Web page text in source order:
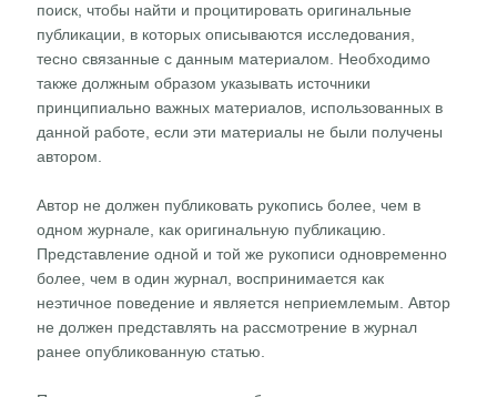
поиск, чтобы найти и процитировать оригинальные
публикации, в которых описываются исследования,
тесно связанные с данным материалом. Необходимо
также должным образом указывать источники
принципиально важных материалов, использованных в
данной работе, если эти материалы не были получены
автором.
Автор не должен публиковать рукопись более, чем в
одном журнале, как оригинальную публикацию.
Представление одной и той же рукописи одновременно
более, чем в один журнал, воспринимается как
неэтичное поведение и является неприемлемым. Автор
не должен представлять на рассмотрение в журнал
ранее опубликованную статью.